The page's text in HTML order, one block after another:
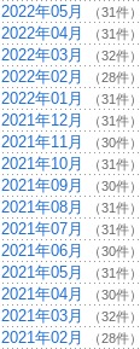
2022年05月 （31件）
2022年04月 （31件）
2022年03月 （32件）
2022年02月 （28件）
2022年01月 （31件）
2021年12月 （31件）
2021年11月 （30件）
2021年10月 （31件）
2021年09月 （30件）
2021年08月 （31件）
2021年07月 （31件）
2021年06月 （30件）
2021年05月 （31件）
2021年04月 （30件）
2021年03月 （32件）
2021年02月 （28件）